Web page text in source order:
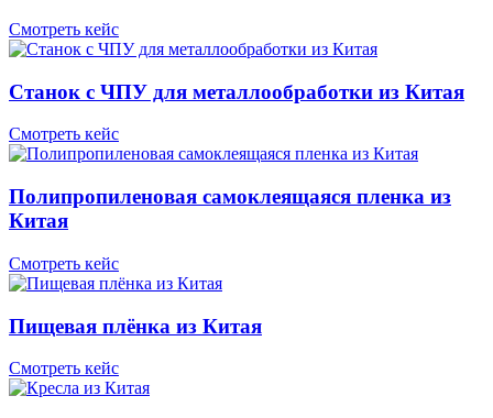
Смотреть кейс
Станок с ЧПУ для металлообработки из Китая
Смотреть кейс
Полипропиленовая самоклеящаяся пленка из
Китая
Смотреть кейс
Пищевая плёнка из Китая
Смотреть кейс